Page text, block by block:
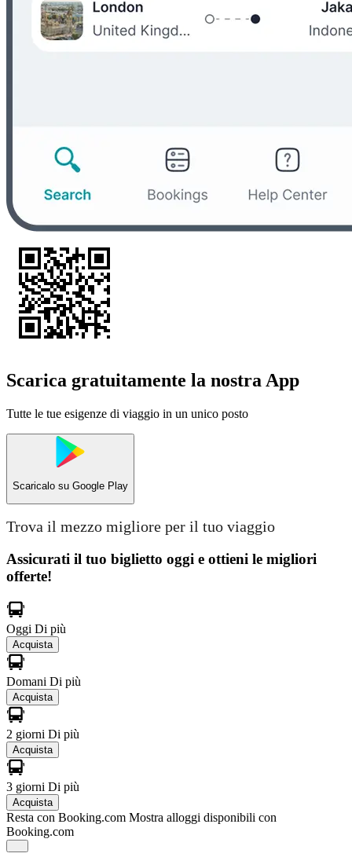
Scarica gratuitamente la nostra App
Tutte le tue esigenze di viaggio in un unico posto
Scaricalo su Google Play
Trova il mezzo migliore per il tuo viaggio
Assicurati il ​​tuo biglietto oggi e ottieni le migliori
offerte!
Oggi Di più
Acquista
Domani Di più
Acquista
2 giorni Di più
Acquista
3 giorni Di più
Acquista
Resta con Booking.com Mostra alloggi disponibili con
Booking.com